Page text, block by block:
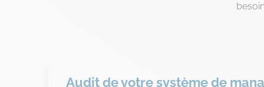
Audit de votre système de